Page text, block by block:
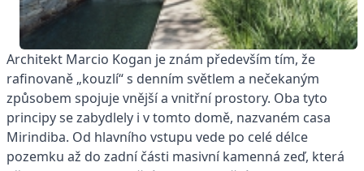
Architekt Marcio Kogan je znám především tím, že
rafinovaně „kouzlí“ s denním světlem a nečekaným
způsobem spojuje vnější a vnitřní prostory. Oba tyto
principy se zabydlely i v tomto domě, nazvaném casa
Mirindiba. Od hlavního vstupu vede po celé délce
pozemku až do zadní části masivní kamenná zeď, která